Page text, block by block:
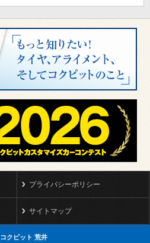
プライバシーポリシー
サイトマップ
コクピット 荒井